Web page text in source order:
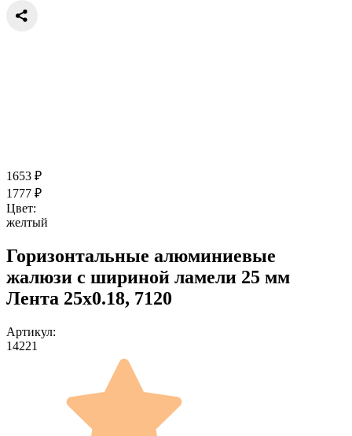
1653 ₽
1777 ₽
Цвет:
желтый
Горизонтальные алюминиевые
жалюзи с шириной ламели 25 мм
Лента 25x0.18, 7120
Артикул:
14221